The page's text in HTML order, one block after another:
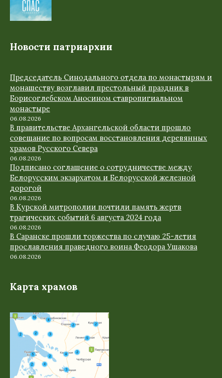
Новости патриархии
Председатель Синодального отдела по монастырям и
монашеству возглавил престольный праздник в
Борисоглебском Аносином ставропигиальном
монастыре
06.08.2026
В правительстве Архангельской области прошло
совещание по вопросам восстановления деревянных
храмов Русского Севера
06.08.2026
Подписано соглашение о сотрудничестве между
Белорусским экзархатом и Белорусской железной
дорогой
06.08.2026
В Курской митрополии почтили память жертв
трагических событий 6 августа 2024 года
06.08.2026
В Саранске прошли торжества по случаю 25-летия
прославления праведного воина Феодора Ушакова
06.08.2026
Карта храмов